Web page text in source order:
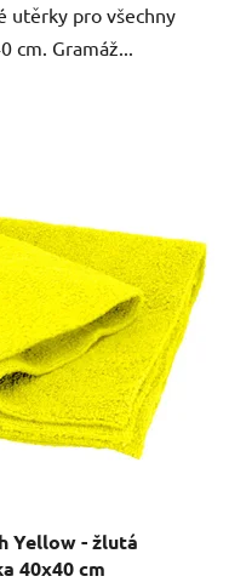
utěrky pro všechny
Gramáž...
Yellow - žlutá
40x40 cm